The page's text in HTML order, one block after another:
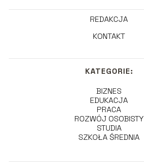
REDAKCJA
KONTAKT
KATEGORIE:
BIZNES
EDUKACJA
PRACA
ROZWÓJ OSOBISTY
STUDIA
SZKOŁA ŚREDNIA